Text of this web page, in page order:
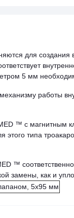
для создания
5 мм
работы
™ с магнитным
типа
™
замены, как и
5х95 мм